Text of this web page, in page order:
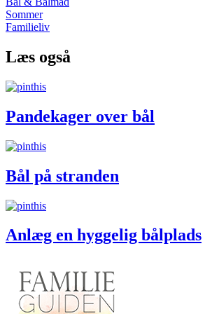
Sommer
Familieliv
Læs også
Pandekager over bål
Bål på stranden
Anlæg en hyggelig bålplads